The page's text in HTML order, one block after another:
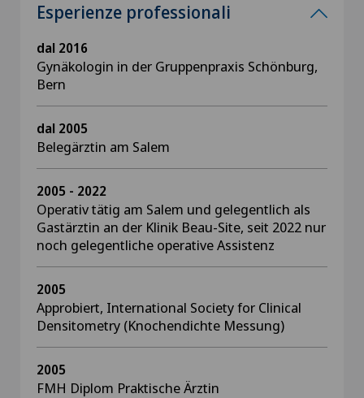
Esperienze professionali
dal 2016
Gynäkologin in der Gruppenpraxis Schönburg,
Bern
dal 2005
Belegärztin am Salem
2005 - 2022
Operativ tätig am Salem und gelegentlich als
Gastärztin an der Klinik Beau-Site, seit 2022 nur
noch gelegentliche operative Assistenz
2005
Approbiert, International Society for Clinical
Densitometry (Knochendichte Messung)
2005
FMH Diplom Praktische Ärztin